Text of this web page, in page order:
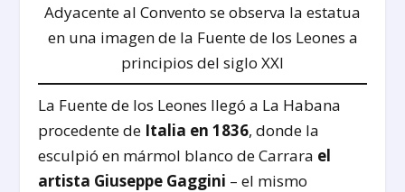
Adyacente al Convento se observa la estatua
en una imagen de la Fuente de los Leones a
principios del siglo XXI
La Fuente de los Leones llegó a La Habana
procedente de Italia en 1836, donde la
esculpió en mármol blanco de Carrara el
artista Giuseppe Gaggini – el mismo